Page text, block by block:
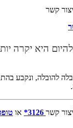
קשר
היא יקרה
להובלה, ונקבע
קשר או